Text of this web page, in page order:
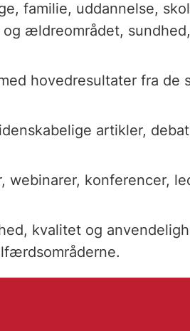
familie, uddannelse,
ældreområdet,
hovedresultater fra de
artikler,
webinarer, konferencer,
kvalitet og